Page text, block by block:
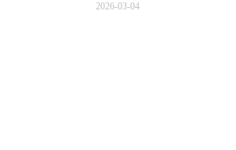
2026-03-04